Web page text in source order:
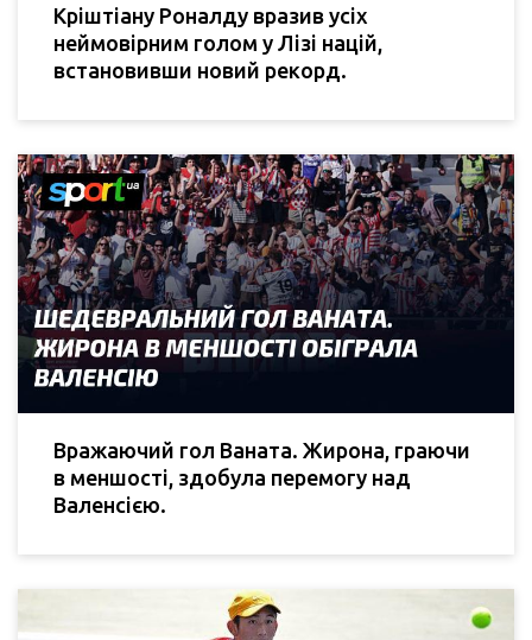
Кріштіану Роналду вразив усіх
неймовірним голом у Лізі націй,
встановивши новий рекорд.
Вражаючий гол Ваната. Жирона, граючи
в меншості, здобула перемогу над
Валенсією.